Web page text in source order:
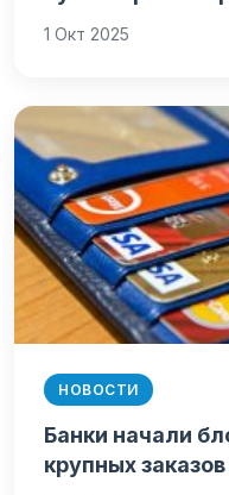
1 Окт 2025
НОВОСТИ
Банки начали
крупных